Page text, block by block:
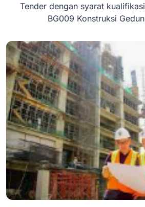
Tender dengan syarat
BG009 Konstruksi